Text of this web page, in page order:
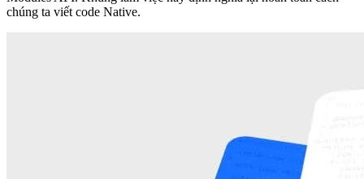
chúng ta viết code Native.